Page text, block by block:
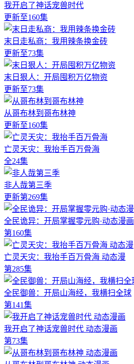
我开启了神话宠兽时代
更新至160集
末日走私商：我用辣条换金砖
更新至73集
末日狠人：开局囤积万亿物资
更新至73集
从哥布林到哥布林神
更新至160集
亡灵天灾：我抬手百万骨海
全24集
非人哉第三季
更新第269集
全民诡异：开局掌握零元购·动态漫画
第160集
亡灵天灾：我抬手百万骨海 动态漫
第285集
全民御兽：开局山海经，我横扫全球
第141集
我开启了神话宠兽时代 动态漫画
第73集